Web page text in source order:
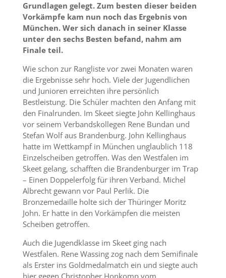
Grundlagen gelegt. Zum besten dieser beiden
Vorkämpfe kam nun noch das Ergebnis von
München. Wer sich danach in seiner Klasse
unter den sechs Besten befand, nahm am
Finale teil.
Wie schon zur Rangliste vor zwei Monaten waren
die Ergebnisse sehr hoch. Viele der Jugendlichen
und Junioren erreichten ihre persönlich
Bestleistung. Die Schüler machten den Anfang mit
den Finalrunden. Im Skeet siegte John Kellinghaus
vor seinem Verbandskollegen Rene Bundan und
Stefan Wolf aus Brandenburg. John Kellinghaus
hatte im Wettkampf in München unglaublich 118
Einzelscheiben getroffen. Was den Westfalen im
Skeet gelang, schafften die Brandenburger im Trap
– Einen Doppelerfolg für ihren Verband. Michel
Albrecht gewann vor Paul Perlik. Die
Bronzemedaille holte sich der Thüringer Moritz
John. Er hatte in den Vorkämpfen die meisten
Scheiben getroffen.
Auch die Jugendklasse im Skeet ging nach
Westfalen. Rene Wassing zog nach dem Semifinale
als Erster ins Goldmedalmatch ein und siegte auch
hier gegen Christopher Honkomp vom